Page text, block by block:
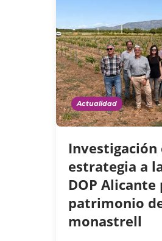
Actualidad
Investigación
estrategia a
DOP
patrimonio
monastrell